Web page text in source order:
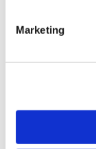
Marketing